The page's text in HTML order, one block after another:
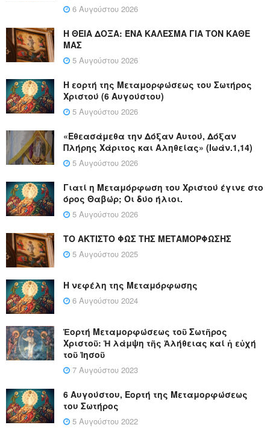
6 Αυγούστου 2026
Η ΘΕΙΑ ΔΟΞΑ: ΈΝΑ ΚΑΛΕΣΜΑ ΓΙΑ ΤΟΝ ΚΑΘΕ
ΜΑΣ
5 Αυγούστου 2026
Η εορτή της Μεταμορφώσεως του Σωτήρος
Χριστού (6 Αυγούστου)
5 Αυγούστου 2026
«Εθεασάμεθα την Δόξαν Αυτού, Δόξαν
Πλήρης Χάριτος και Αληθείας» (Ιωάν.1,14)
5 Αυγούστου 2026
Γιατί η Μεταμόρφωση του Χριστού έγινε στο
όρος Θαβώρ; Οι δύο ήλιοι.
5 Αυγούστου 2026
ΤΟ ΑΚΤΙΣΤΟ ΦΩΣ ΤΗΣ ΜΕΤΑΜΟΡΦΩΣΗΣ
5 Αυγούστου 2025
Η νεφέλη της Μεταμόρφωσης
6 Αυγούστου 2024
Ἑορτή Μεταμορφώσεως τοῦ Σωτῆρος
Χριστοῦ: Ἡ λάμψη τῆς Ἀλήθειας καί ἡ εὐχή
τοῦ Ἰησοῦ
7 Αυγούστου 2023
6 Αυγούστου, Εορτή της Μεταμορφώσεως
του Σωτήρος
5 Αυγούστου 2022